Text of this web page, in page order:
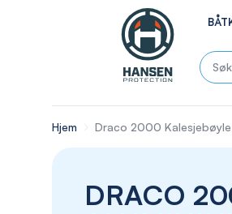
Hjem Draco 2000 Kalesjebøyle
DRACO